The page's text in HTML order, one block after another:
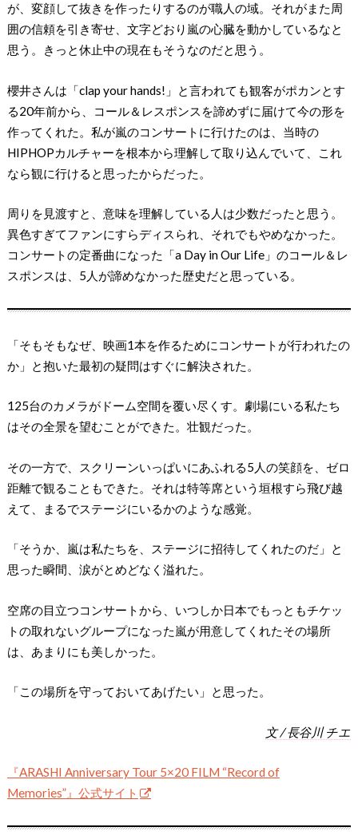
が、変顔して抜きを作ったりするのが職人の域。それがまた周
囲の信頼を引き寄せ、文字どおり嵐の心臓を動かしているなと
思う。きっと休止中の現在もそうなのだと思う。
櫻井さんは「clap your hands!」と言われても観客がポカンとす
る20年前から、コール＆レスポンスを諦めずに届けて今の形を
作ってくれた。私が嵐のコンサートに行けたのは、当時の
HIPHOPカルチャーを根本から理解して取り込んでいて、これ
なら観に行けると思ったからだった。
周りを見渡すと、意味を理解している人は少数だったと思う。
異色すぎてファンにすらディスられ、それでもやめなかった。
コンサートの定番曲になった「a Day in Our Life」のコール＆レ
スポンスは、5人が諦めなかった歴史だと思っている。
「そもそもなぜ、映画1本を作るためにコンサートが行われたの
か」と抱いた最初の疑問はすぐに解決された。
125台のカメラがドーム空間を覆い尽くす。劇場にいる私たち
はその全景を望むことができた。壮観だった。
その一方で、スクリーンいっぱいにあふれる5人の笑顔を、ゼロ
距離で観ることもできた。それは特等席という垣根すら飛び越
えて、まるでステージにいるかのような感覚。
「そうか、嵐は私たちを、ステージに招待してくれたのだ」と
思った瞬間、涙がとめどなく溢れた。
空席の目立つコンサートから、いつしか日本でもっともチケッ
トの取れないグループになった嵐が用意してくれたその場所
は、あまりにも美しかった。
「この場所を守っておいてあげたい」と思った。
文 / 長谷川 チエ
『ARASHI Anniversary Tour 5×20 FILM “Record of
Memories”』公式サイト